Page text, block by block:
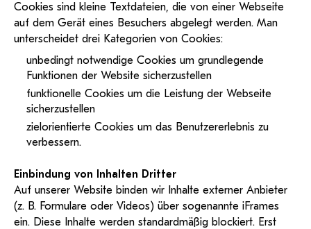
Cookies sind kleine Textdateien, die von einer Webseite
auf dem Gerät eines Besuchers abgelegt werden. Man
unterscheidet drei Kategorien von Cookies:
unbedingt notwendige Cookies um grundlegende
Funktionen der Website sicherzustellen
funktionelle Cookies um die Leistung der Webseite
sicherzustellen
zielorientierte Cookies um das Benutzererlebnis zu
verbessern.
Einbindung von Inhalten Dritter
Auf unserer Website binden wir Inhalte externer Anbieter
(z. B. Formulare oder Videos) über sogenannte iFrames
ein. Diese Inhalte werden standardmäßig blockiert. Erst